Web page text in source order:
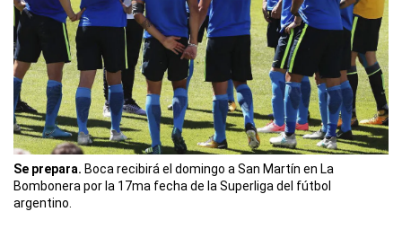
Se prepara. Boca recibirá el domingo a San Martín en La
Bombonera por la 17ma fecha de la Superliga del fútbol
argentino.